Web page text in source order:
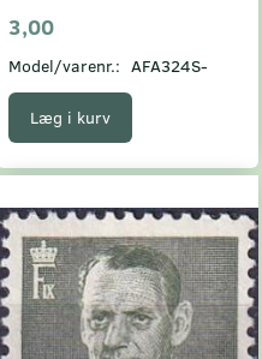
3,00
Model/varenr.: AFA324S-
Læg i kurv